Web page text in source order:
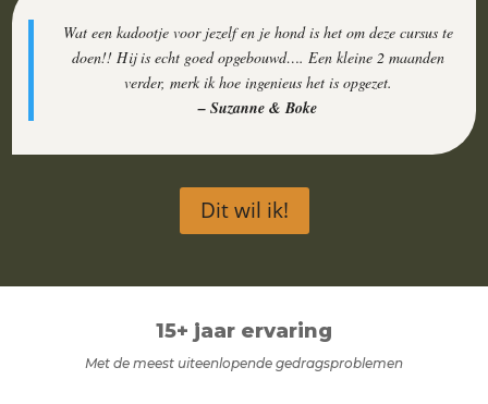
Wat een kadootje voor jezelf en je hond is het om deze cursus te
doen!! Hij is echt goed opgebouwd…. Een kleine 2 maanden
verder, merk ik hoe ingenieus het is opgezet.
– Suzanne & Boke
Dit wil ik!
15+ jaar ervaring
Met de meest uiteenlopende gedragsproblemen